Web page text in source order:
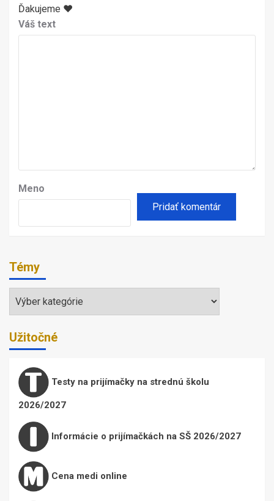
Ďakujeme ♥
Váš text
Meno
Témy
Témy
Užitočné
Testy na prijímačky na strednú školu
2026/2027
Informácie o prijímačkách na SŠ 2026/2027
Cena medi online